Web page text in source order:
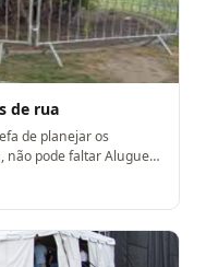
de rua
de planejar os